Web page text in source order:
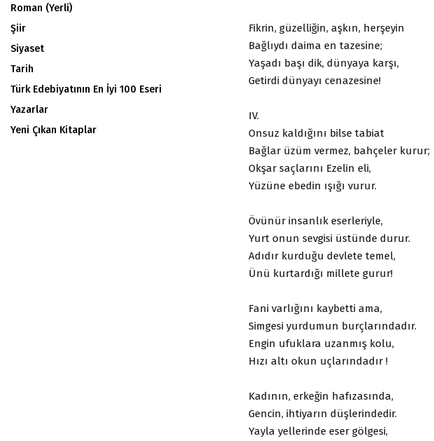
Fikrin, güzelliğin, aşkın, herşeyin
Bağlıydı daima en tazesine;
Yaşadı başı dik, dünyaya karşı,
Getirdi dünyayı cenazesine!
IV.
Onsuz kaldığını bilse tabiat
Bağlar üzüm vermez, bahçeler kurur;
Okşar saçlarını Ezelin eli,
Yüzüne ebedin ışığı vurur.
Övünür insanlık eserleriyle,
Yurt onun sevgisi üstünde durur.
Adıdır kurduğu devlete temel,
Ünü kurtardığı millete gurur!
Fani varlığını kaybetti ama,
Simgesi yurdumun burçlarındadır.
Engin ufuklara uzanmış kolu,
Hızı altı okun uçlarındadır !
Kadının, erkeğin hafızasında,
Gencin, ihtiyarın düşlerindedir.
Yayla yellerinde eser gölgesi,
Roman (Yerli)
Şiir
Siyaset
Tarih
Türk Edebiyatının En İyi 100 Eseri
Yazarlar
Yeni Çıkan Kitaplar